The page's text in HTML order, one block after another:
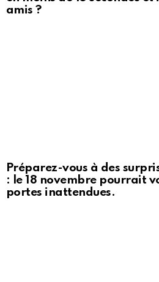
amis ?
Préparez-vous à des
: le 18 novembre pourrait
portes inattendues.